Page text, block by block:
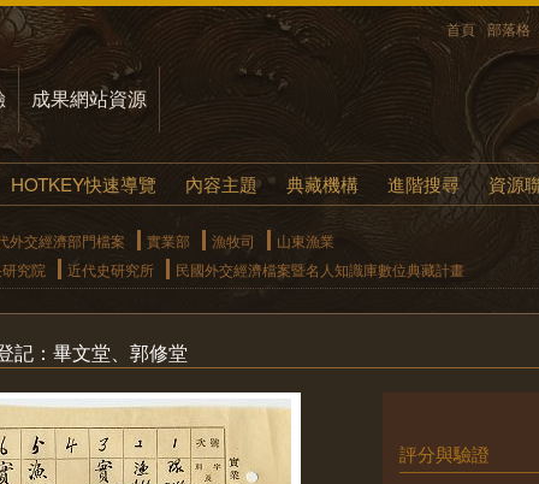
首頁 部落格
成果網站資源
HOTKEY快速導覽 內容主題 典藏機構 進階搜尋 資源
外交經濟部門檔案 實業部 漁牧司
山東漁業
究院 近代史研究所 民國外交經濟檔案暨名人知識庫數位典藏計畫
記：畢文堂、郭修堂
評分與驗證